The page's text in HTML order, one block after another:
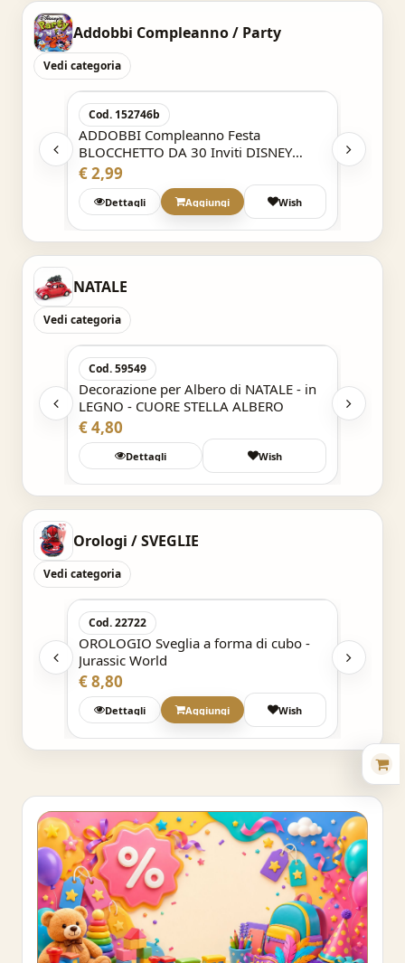
Addobbi Compleanno / Party
Vedi categoria
Cod. 152746b
ADDOBBI Compleanno Festa
BLOCCHETTO DA 30 Inviti DISNEY
MASHA e ORSO a
€ 2,99
Dettagli Aggiungi Wish
NATALE
Vedi categoria
Cod. 59549
Decorazione per Albero di NATALE - in
LEGNO - CUORE STELLA ALBERO
€ 4,80
Dettagli Wish
Orologi / SVEGLIE
Vedi categoria
Cod. 22722
OROLOGIO Sveglia a forma di cubo -
Jurassic World
€ 8,80
Dettagli Aggiungi Wish